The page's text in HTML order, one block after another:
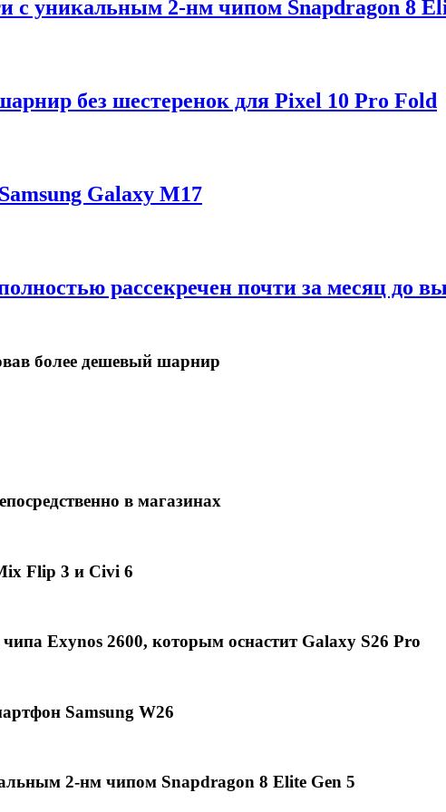
с уникальным 2-нм чипом Snapdragon 8
без шестеренок для Pixel 10 Pro Fold
Galaxy M17
рассекречен почти за месяц до
более дешевый шарнир
в магазинах
Flip 3 и Civi 6
Exynos 2600, которым оснастит Galaxy S26 Pro
Samsung W26
2-нм чипом Snapdragon 8 Elite Gen 5